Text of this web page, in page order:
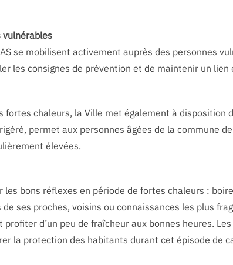
se mobilisent activement auprès des personnes
les consignes de prévention et de maintenir un
chaleurs, la Ville met également à disposition
permet aux personnes âgées de la commune
élevées.
les bons réflexes en période de fortes chaleurs :
ses proches, voisins ou connaissances les plus
profiter d’un peu de fraîcheur aux bonnes heures.
la protection des habitants durant cet épisode de